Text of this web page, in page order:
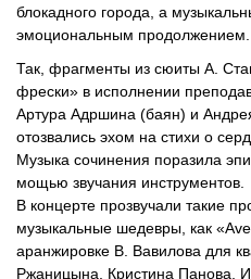
блокадного города, а
эмоциональным продолжением.
Так, фрагменты из сюиты А.
фрески» в исполнении
Артура Адршина (баян) и
отозвались эхом на стихи о
Музыка сочинения поразила
мощью звучания инструментов.
В концерте прозвучали такие
музыкальные шедевры, как
аранжировке В. Вавилова для
Ржаницына, Кристина Панова,